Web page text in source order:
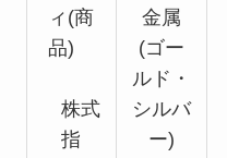
ィ(商
品)
株式
指
金属
(ゴー
ルド・
シルバ
ー)